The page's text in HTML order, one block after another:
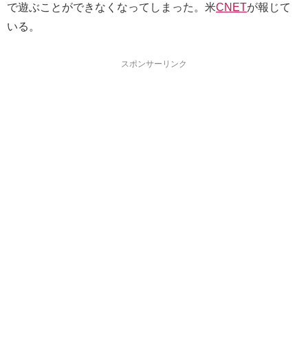
で遊ぶことができなくなってしまった。米CNETが報じて
いる。
スポンサーリンク